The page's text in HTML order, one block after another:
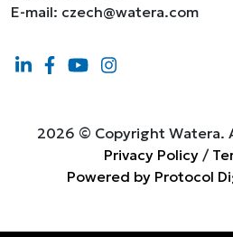
E-mail: czech@watera.com
2026 © Copyright Watera.
Privacy Policy /
Powered by Protocol